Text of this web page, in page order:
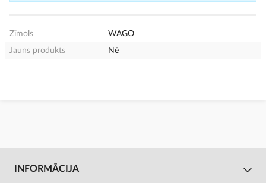
Zīmols
WAGO
Jauns produkts
Nē
INFORMĀCIJA